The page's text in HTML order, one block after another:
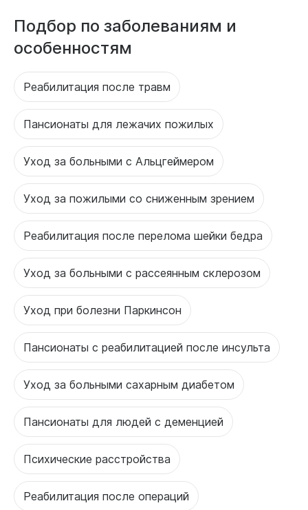
Подбор по заболеваниям и
особенностям
Реабилитация после травм
Пансионаты для лежачих пожилых
Уход за больными с Альцгеймером
Уход за пожилыми со сниженным зрением
Реабилитация после перелома шейки бедра
Уход за больными с рассеянным склерозом
Уход при болезни Паркинсон
Пансионаты с реабилитацией после инсульта
Уход за больными сахарным диабетом
Пансионаты для людей с деменцией
Психические расстройства
Реабилитация после операций